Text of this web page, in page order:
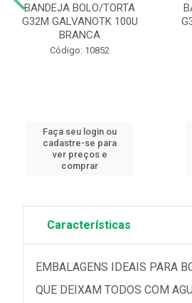
BANDEJA BOLO/TORTA
G32M GALVANOTK 100U
BRANCA
Código: 10852
Faça seu login ou
cadastre-se para
ver preços e
comprar
Características
EMBALAGENS IDEAIS PARA
QUE DEIXAM TODOS COM